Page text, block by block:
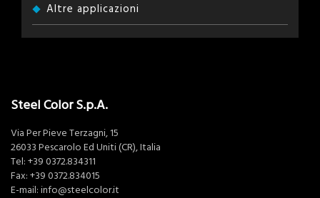
Altre applicazioni
Steel Color S.p.A.
Via Per Pieve Terzagni, 15
26033 Pescarolo Ed Uniti (CR), Italia
Tel: +39 0372.834311
Fax: +39 0372.834015
E-mail: info@steelcolor.it